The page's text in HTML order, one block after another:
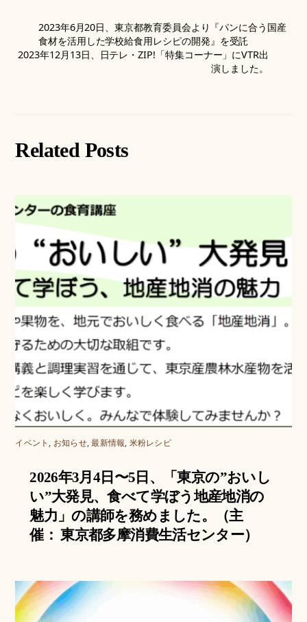
2023年6月20日、東京都教育委員会より『パンに合う国産
食材を活用した学校給食用レシピの開発』を受託
2023年12月13日、日テレ・ZIP!「特集コーナー」にVTR出
演しました。
Related Posts
イベント , お知らせ,最新情報, 米粉レシピ
2026年3月4日〜5日、「東京の”おいし
い”大発見、食べて学ぼう地産地消の
魅力」の講師を務めました。（主
催： 東京都多摩消費生活センター）